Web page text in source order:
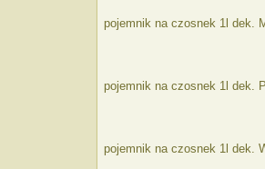
pojemnik na czosnek 1l dek.
pojemnik na czosnek 1l dek.
pojemnik na czosnek 1l dek.